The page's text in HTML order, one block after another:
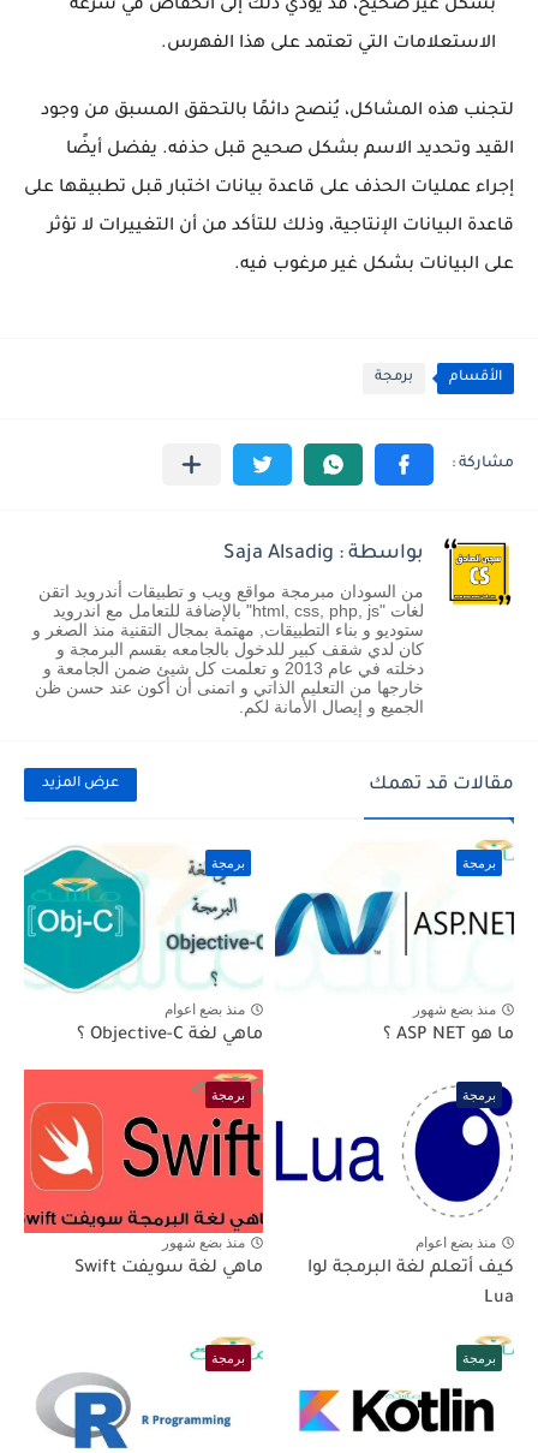
بشكل غير صحيح، قد يؤدي ذلك إلى انخفاض في سرعة
الاستعلامات التي تعتمد على هذا الفهرس.
لتجنب هذه المشاكل، يُنصح دائمًا بالتحقق المسبق من وجود
القيد وتحديد الاسم بشكل صحيح قبل حذفه. يفضل أيضًا
إجراء عمليات الحذف على قاعدة بيانات اختبار قبل تطبيقها على
قاعدة البيانات الإنتاجية، وذلك للتأكد من أن التغييرات لا تؤثر
على البيانات بشكل غير مرغوب فيه.
الأقسام برمجة
بواسطة : Saja Alsadig
من السودان مبرمجة مواقع ويب و تطبيقات أندرويد اتقن
لغات "html, css, php, js" بالإضافة للتعامل مع اندرويد
ستوديو و بناء التطبيقات, مهتمة بمجال التقنية منذ الصغر و
كان لدي شقف كبير للدخول بالجامعه بقسم البرمجة و
دخلته في عام 2013 و تعلمت كل شيئ ضمن الجامعة و
خارجها من التعليم الذاتي و اتمنى أن أكون عند حسن ظن
الجميع و إيصال الأمانة لكم.
مقالات قد تهمك عرض المزيد
برمجة
منذ بضع شهور
ما هو ASP NET ؟
برمجة
منذ بضع اعوام
ماهي لغة Objective-C ؟
برمجة
منذ بضع اعوام
كيف أتعلم لغة البرمجة لوا
Lua
برمجة
منذ بضع شهور
ماهي لغة سويفت Swift
برمجة برمجة